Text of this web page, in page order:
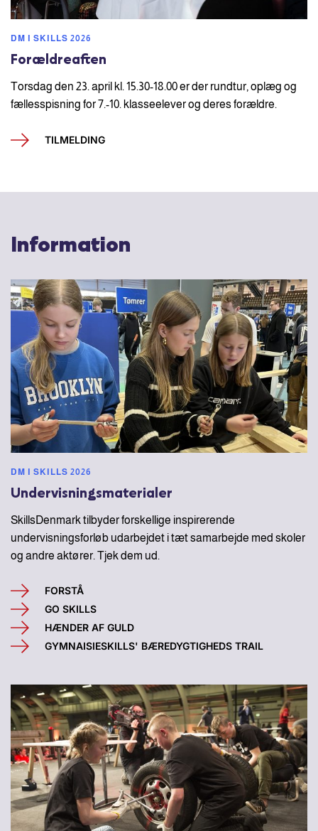
DM I SKILLS 2026
Forældreaften
Torsdag den 23. april kl. 15.30-18.00 er der rundtur, oplæg og
fællesspisning for 7.-10. klasseelever og deres forældre.
TILMELDING
Information
DM I SKILLS 2026
Undervisningsmaterialer
SkillsDenmark tilbyder forskellige inspirerende
undervisningsforløb udarbejdet i tæt samarbejde med skoler
og andre aktører. Tjek dem ud.
FORSTÅ
GO SKILLS
HÆNDER AF GULD
GYMNAISIESKILLS' BÆREDYGTIGHEDS TRAIL